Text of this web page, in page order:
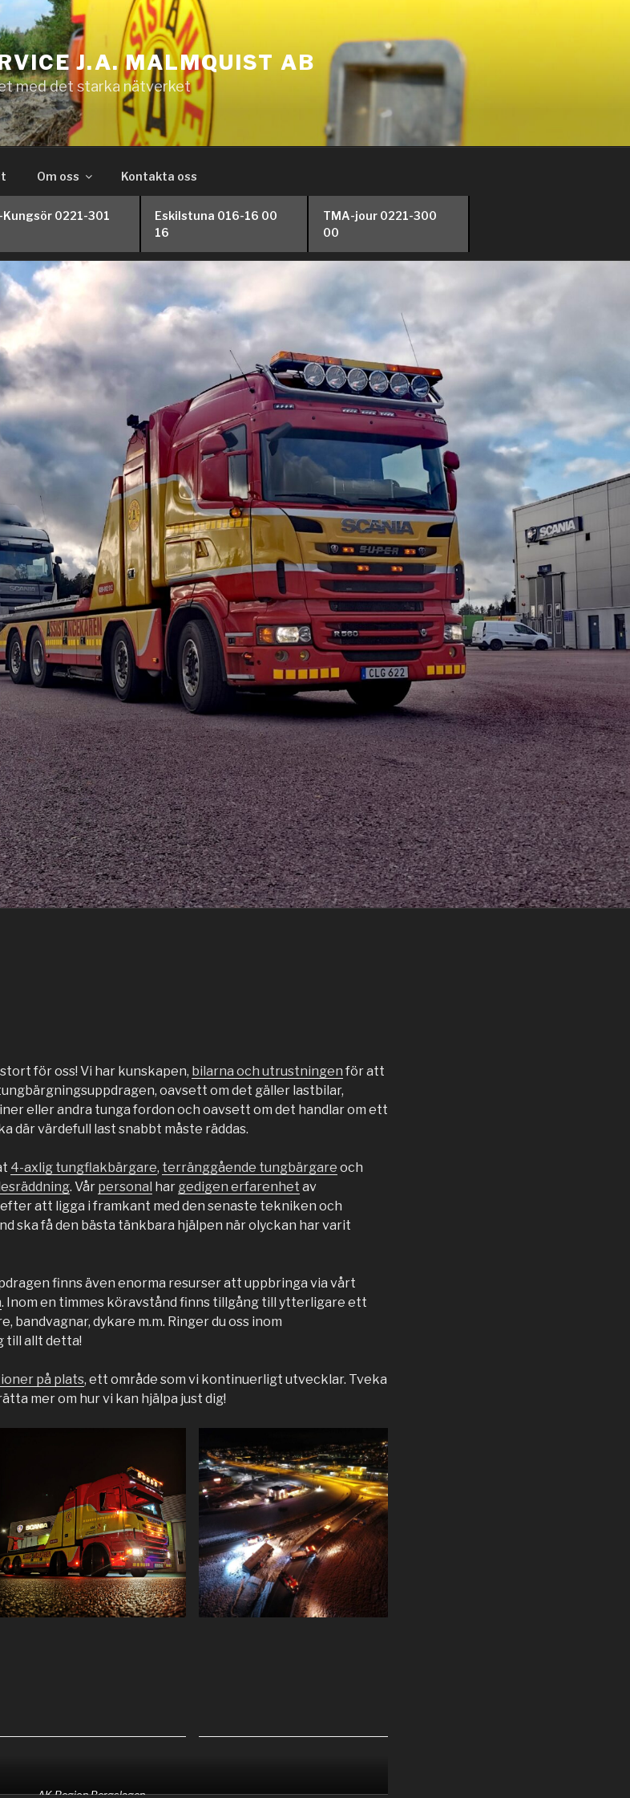
J.A. MALMQUIST AB
med det starka nätverket
Om oss Kontakta oss
0221-301
Eskilstuna 016-16 00
16
TMA-jour 0221-300
00
för oss! Vi har kunskapen, bilarna och utrustningen för att
oavsett om det gäller lastbilar,
eller andra tunga fordon och oavsett om det handlar om ett
där värdefull last snabbt måste räddas.
4-axlig tungflakbärgare, terränggående tungbärgare och
. Vår personal har gedigen erfarenhet av
att ligga i framkant med den senaste tekniken och
ska få den bästa tänkbara hjälpen när olyckan har varit
finns även enorma resurser att uppbringa via vårt
. Inom en timmes köravstånd finns tillgång till ytterligare ett
dykare m.m. Ringer du oss inom
till allt detta!
på plats, ett område som vi kontinuerligt utvecklar. Tveka
mer om hur vi kan hjälpa just dig!
AK Region Bergslagen